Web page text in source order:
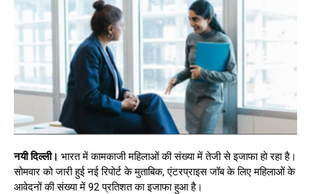
नयी दिल्ली। भारत में कामकाजी महिलाओं की संख्या में तेजी से इजाफा हो रहा है।
सोमवार को जारी हुई नई रिपोर्ट के मुताबिक, एंटरप्राइस जॉब के लिए महिलाओं के
आवेदनों की संख्या में 92 प्रतिशत का इजाफा हुआ है।